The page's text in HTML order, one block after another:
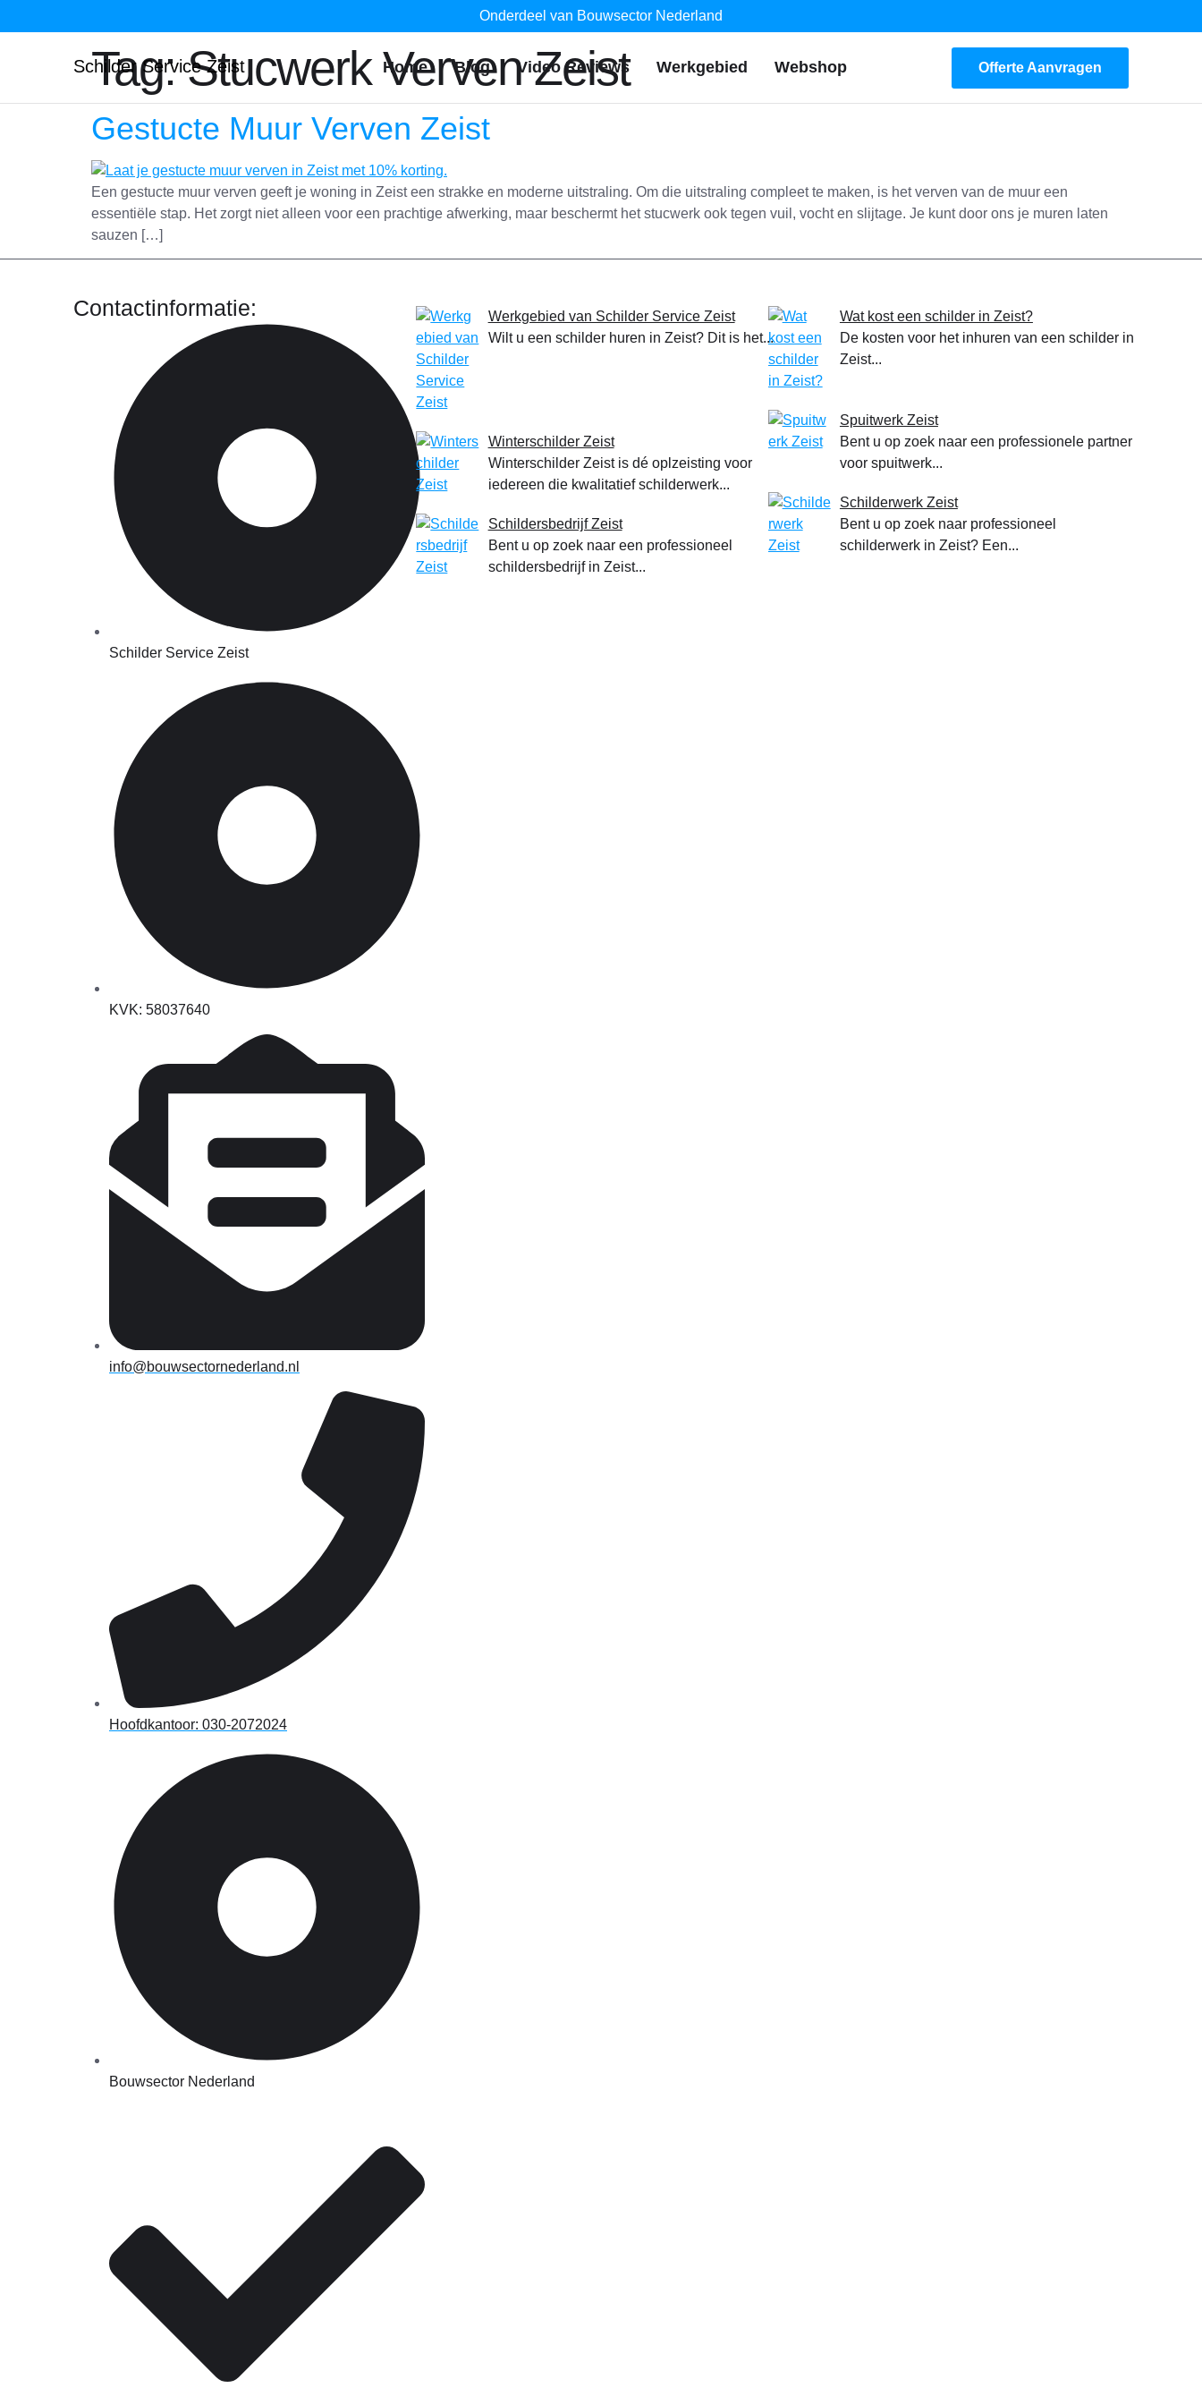
Onderdeel van Bouwsector Nederland
Schilder Service Zeist Home Blog Video Reviews Werkgebied Webshop Offerte Aanvragen
Tag:Stucwerk Verven Zeist
Gestucte Muur Verven Zeist
Een gestucte muur verven geeft je woning in Zeist een strakke en moderne uitstraling. Om die uitstraling compleet te maken, is het verven van de muur een
essentiële stap. Het zorgt niet alleen voor een prachtige afwerking, maar beschermt het stucwerk ook tegen vuil, vocht en slijtage. Je kunt door ons je muren laten
sauzen […]
Contactinformatie:
Schilder Service Zeist
KVK: 58037640
info@bouwsectornederland.nl
Hoofdkantoor: 030-2072024
Bouwsector Nederland
Werkgebied van Schilder Service Zeist
Wilt u een schilder huren in Zeist? Dit is het...
Winterschilder Zeist
Winterschilder Zeist is dé oplzeisting voor
iedereen die kwalitatief schilderwerk...
Schildersbedrijf Zeist
Bent u op zoek naar een professioneel
schildersbedrijf in Zeist...
Wat kost een schilder in Zeist?
De kosten voor het inhuren van een schilder in
Zeist...
Spuitwerk Zeist
Bent u op zoek naar een professionele partner
voor spuitwerk...
Schilderwerk Zeist
Bent u op zoek naar professioneel
schilderwerk in Zeist? Een...